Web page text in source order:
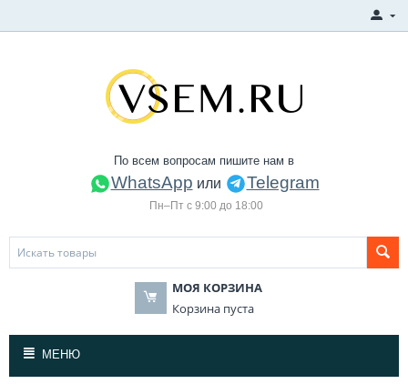
По всем вопросам пишите нам в
WhatsApp или Telegram
Пн–Пт с 9:00 до 18:00
МОЯ КОРЗИНА
Корзина пуста
МЕНЮ